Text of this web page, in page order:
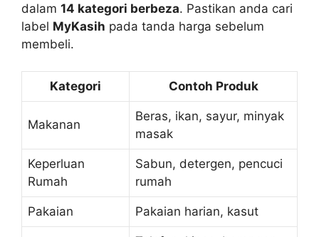
dalam 14 kategori berbeza. Pastikan anda cari
label MyKasih pada tanda harga sebelum
membeli.
Kategori Contoh Produk
Makanan
Beras, ikan, sayur, minyak
masak
Keperluan
Rumah
Sabun, detergen, pencuci
rumah
Pakaian Pakaian harian, kasut